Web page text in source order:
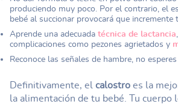
produciendo muy poco. Por el contrario, el
bebé al succionar provocará que incremente
Aprende una adecuada técnica de lactancia
complicaciones como pezones agrietados y
Reconoce las señales de hambre, no
Definitivamente, el calostro es la
la alimentación de tu bebé. Tu cuerpo